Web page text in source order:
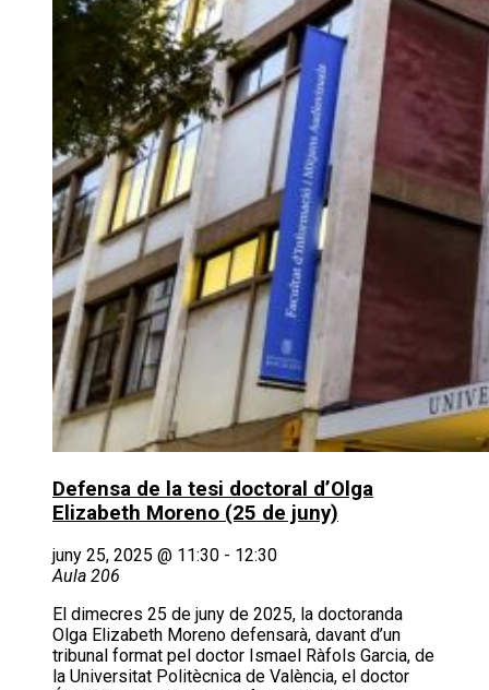
Defensa de la tesi doctoral d’Olga
Elizabeth Moreno (25 de juny)
juny 25, 2025 @ 11:30 - 12:30
Aula 206
El dimecres 25 de juny de 2025, la doctoranda
Olga Elizabeth Moreno defensarà, davant d’un
tribunal format pel doctor Ismael Ràfols Garcia, de
la Universitat Politècnica de València, el doctor